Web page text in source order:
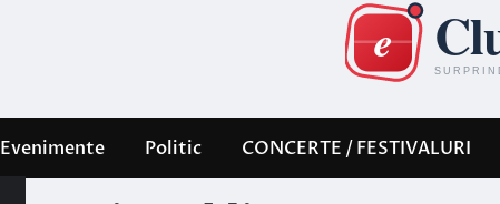
Evenimente Politic CONCERTE / FESTIVALURI